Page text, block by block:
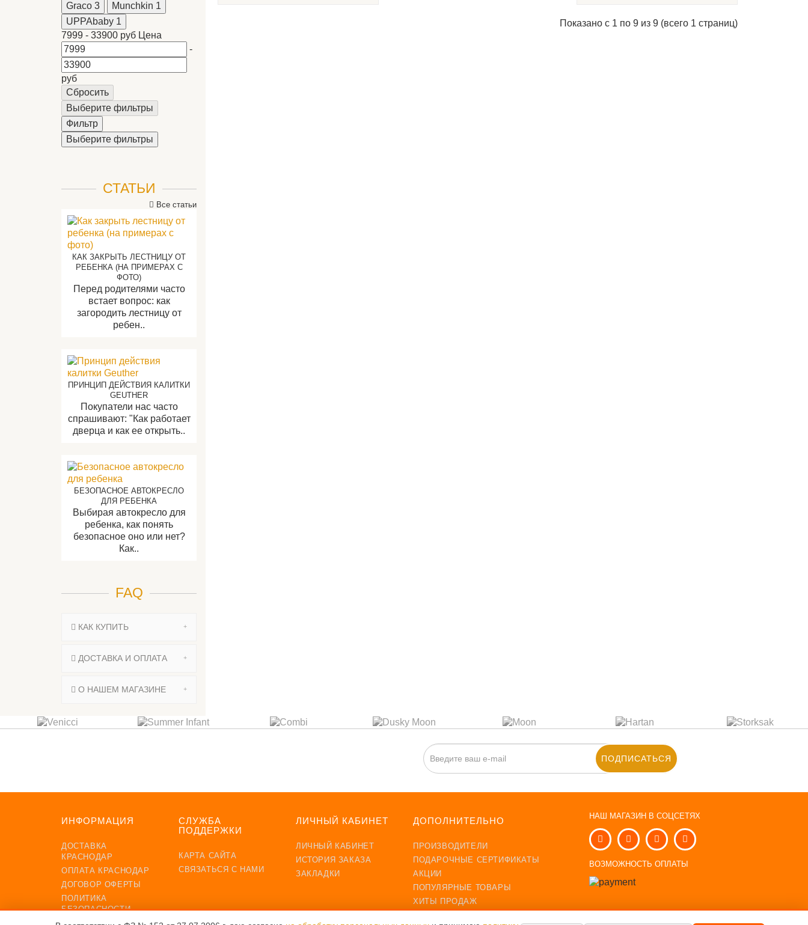
Graco 3 Munchkin 1
UPPAbaby 1
7999 - 33900 руб Цена
-
руб
Сбросить
Выберите фильтры
Фильтр
Выберите фильтры
СТАТЬИ
Все статьи
КАК ЗАКРЫТЬ ЛЕСТНИЦУ ОТ
РЕБЕНКА (НА ПРИМЕРАХ С
ФОТО)
Перед родителями часто
встает вопрос: как
загородить лестницу от
ребен..
ПРИНЦИП ДЕЙСТВИЯ КАЛИТКИ
GEUTHER
Покупатели нас часто
спрашивают: "Как работает
дверца и как ее открыть..
БЕЗОПАСНОЕ АВТОКРЕСЛО
ДЛЯ РЕБЕНКА
Выбирая автокресло для
ребенка, как понять
безопасное оно или нет?
Как..
FAQ
КАК КУПИТЬ
ДОСТАВКА И ОПЛАТА
О НАШЕМ МАГАЗИНЕ
Показано с 1 по 9 из 9 (всего 1 страниц)
ПОДПИСАТЬСЯ
ИНФОРМАЦИЯ
ДОСТАВКА
КРАСНОДАР
ОПЛАТА КРАСНОДАР
ДОГОВОР ОФЕРТЫ
ПОЛИТИКА
БЕЗОПАСНОСТИ
ОБРАБОТКА
СЛУЖБА
ПОДДЕРЖКИ
КАРТА САЙТА
СВЯЗАТЬСЯ С НАМИ
ЛИЧНЫЙ КАБИНЕТ
ЛИЧНЫЙ КАБИНЕТ
ИСТОРИЯ ЗАКАЗА
ЗАКЛАДКИ
ДОПОЛНИТЕЛЬНО
ПРОИЗВОДИТЕЛИ
ПОДАРОЧНЫЕ СЕРТИФИКАТЫ
АКЦИИ
ПОПУЛЯРНЫЕ ТОВАРЫ
ХИТЫ ПРОДАЖ
НАШ МАГАЗИН В СОЦСЕТЯХ
ВОЗМОЖНОСТЬ ОПЛАТЫ